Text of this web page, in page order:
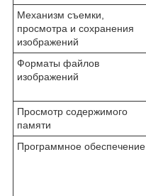
Механизм съемки,
просмотра и сохранения
изображений
Форматы файлов
изображений
Просмотр содержимого
памяти
Программное обеспечение